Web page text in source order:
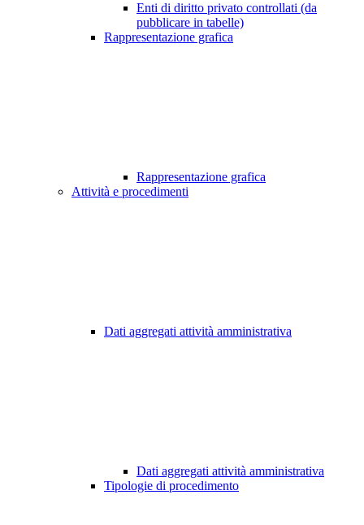
Enti di diritto privato controllati (da
pubblicare in tabelle)
Rappresentazione grafica
Rappresentazione grafica
Attività e procedimenti
Dati aggregati attività amministrativa
Dati aggregati attività amministrativa
Tipologie di procedimento